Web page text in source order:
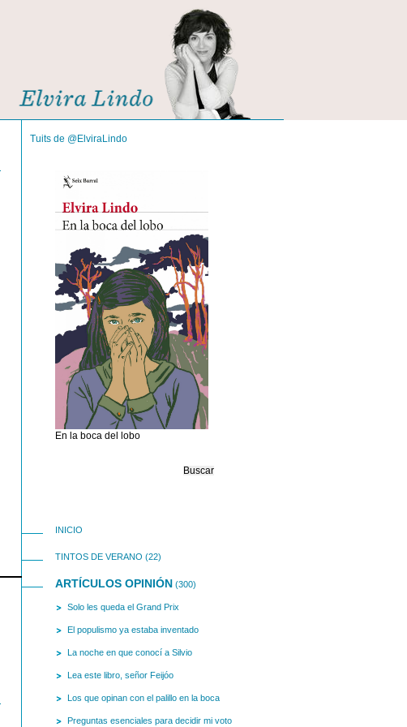
Tuits de @ElviraLindo
En la boca del lobo
INICIO
TINTOS DE VERANO (22)
ARTÍCULOS OPINIÓN (300)
Solo les queda el Grand Prix
El populismo ya estaba inventado
La noche en que conocí a Silvio
Lea este libro, señor Feijóo
Los que opinan con el palillo en la boca
Preguntas esenciales para decidir mi voto